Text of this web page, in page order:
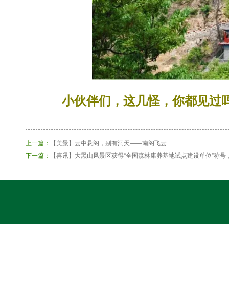
小伙伴们，这几怪，你都见过
上一篇：
【美景】云中悬阁，别有洞天——南阁飞云
下一篇：
【喜讯】大黑山风景区获得“全国森林康养基地试点建设单位”称号